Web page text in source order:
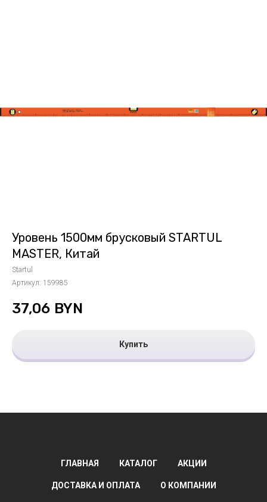
Уровень 1500мм брусковый STARTUL
MASTER, Китай
Startul
Артикул: 159985
37,06 BYN
Купить
ГЛАВНАЯ КАТАЛОГ АКЦИИ
ДОСТАВКА И ОПЛАТА О КОМПАНИИ